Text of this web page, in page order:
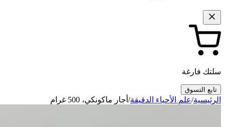
سلتك فارغة
تابع التسوق
الرئيسية/علم الأحياء الدقيقة/أجار ماكونكي، 500 غرام